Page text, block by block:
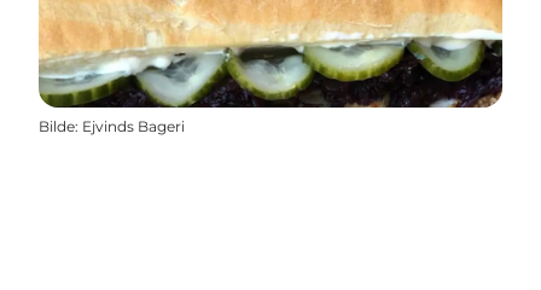
Bilde: Ejvinds Bageri